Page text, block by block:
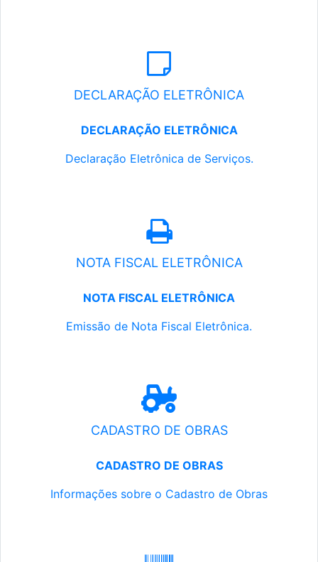
DECLARAÇÃO ELETRÔNICA
DECLARAÇÃO ELETRÔNICA
Declaração Eletrônica de Serviços.
NOTA FISCAL ELETRÔNICA
NOTA FISCAL ELETRÔNICA
Emissão de Nota Fiscal Eletrônica.
CADASTRO DE OBRAS
CADASTRO DE OBRAS
Informações sobre o Cadastro de Obras